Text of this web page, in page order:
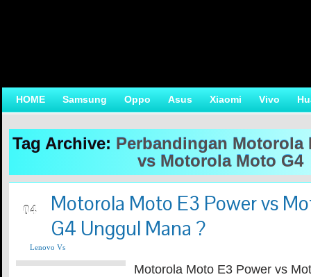
HOME Samsung Oppo Asus Xiaomi Vivo
Tag Archive: Perbandingan Motorola
vs Motorola Moto G4
04
Motorola Moto E3 Power vs
G4 Unggul Mana ?
Lenovo Vs
Motorola Moto E3 Power vs